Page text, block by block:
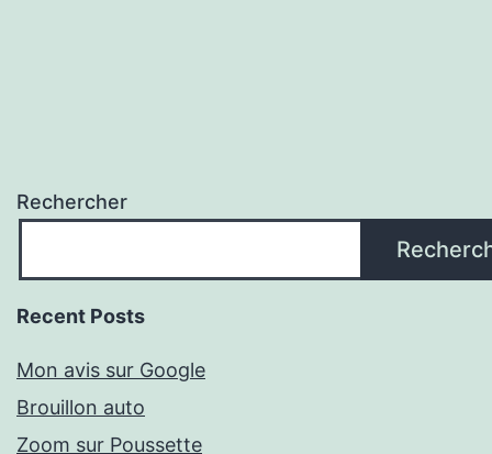
Rechercher
Recent Posts
Mon avis sur Google
Brouillon auto
Zoom sur Poussette